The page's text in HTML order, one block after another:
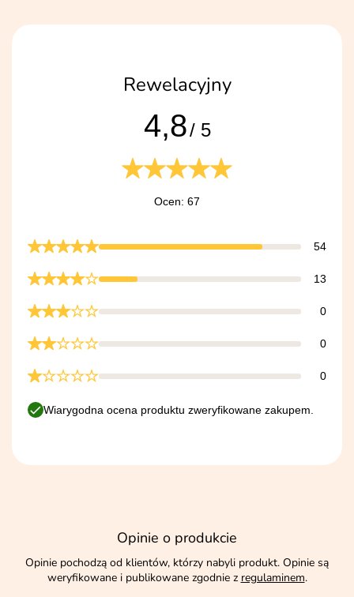
Rewelacyjny
4,8/ 5
Ocen: 67
54
13
0
0
0
Wiarygodna ocena produktu zweryfikowane zakupem.
Opinie o produkcie
Opinie pochodzą od klientów, którzy nabyli produkt. Opinie są
weryfikowane i publikowane zgodnie z regulaminem.